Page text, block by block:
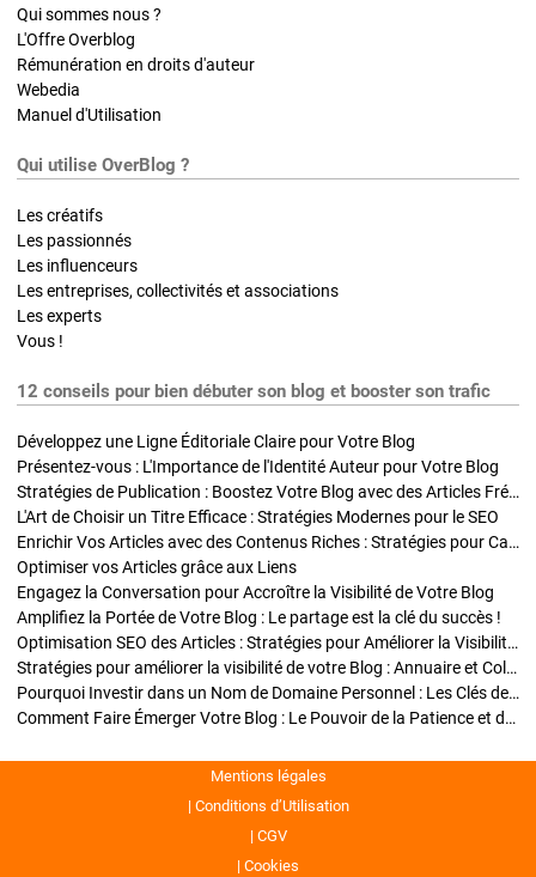
Qui sommes nous ?
L'Offre Overblog
Rémunération en droits d'auteur
Webedia
Manuel d'Utilisation
Qui utilise OverBlog ?
Les créatifs
Les passionnés
Les influenceurs
Les entreprises, collectivités et associations
Les experts
Vous !
12 conseils pour bien débuter son blog et booster son trafic
Développez une Ligne Éditoriale Claire pour Votre Blog
Présentez-vous : L'Importance de l'Identité Auteur pour Votre Blog
Stratégies de Publication : Boostez Votre Blog avec des Articles Fréquents et Exclusifs
L'Art de Choisir un Titre Efficace : Stratégies Modernes pour le SEO
Enrichir Vos Articles avec des Contenus Riches : Stratégies pour Captiver et Optimiser
Optimiser vos Articles grâce aux Liens
Engagez la Conversation pour Accroître la Visibilité de Votre Blog
Amplifiez la Portée de Votre Blog : Le partage est la clé du succès !
Optimisation SEO des Articles : Stratégies pour Améliorer la Visibilité de Votre Blog
Stratégies pour améliorer la visibilité de votre Blog : Annuaire et Collaborations
Pourquoi Investir dans un Nom de Domaine Personnel : Les Clés de la Réussite de Votre Blog
Comment Faire Émerger Votre Blog : Le Pouvoir de la Patience et de la Persévérance
Mentions légales
Conditions d’Utilisation
CGV
Cookies